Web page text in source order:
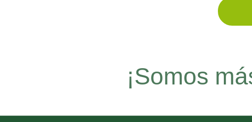
¡Somos